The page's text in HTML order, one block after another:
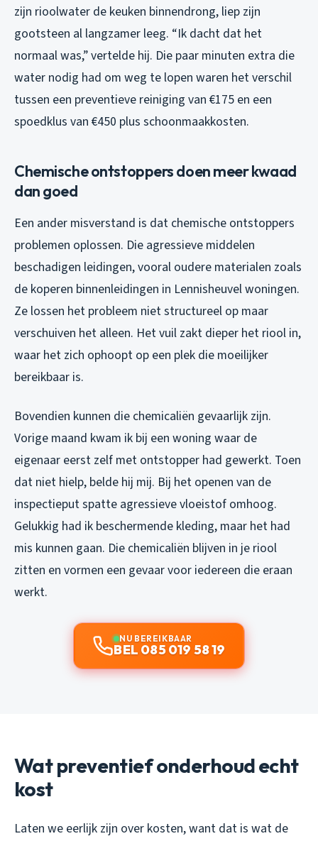
zijn rioolwater de keuken binnendrong, liep zijn
gootsteen al langzamer leeg. “Ik dacht dat het
normaal was,” vertelde hij. Die paar minuten extra die
water nodig had om weg te lopen waren het verschil
tussen een preventieve reiniging van €175 en een
spoedklus van €450 plus schoonmaakkosten.
Chemische ontstoppers doen meer kwaad
dan goed
Een ander misverstand is dat chemische ontstoppers
problemen oplossen. Die agressieve middelen
beschadigen leidingen, vooral oudere materialen zoals
de koperen binnenleidingen in Lennisheuvel woningen.
Ze lossen het probleem niet structureel op maar
verschuiven het alleen. Het vuil zakt dieper het riool in,
waar het zich ophoopt op een plek die moeilijker
bereikbaar is.
Bovendien kunnen die chemicaliën gevaarlijk zijn.
Vorige maand kwam ik bij een woning waar de
eigenaar eerst zelf met ontstopper had gewerkt. Toen
dat niet hielp, belde hij mij. Bij het openen van de
inspectieput spatte agressieve vloeistof omhoog.
Gelukkig had ik beschermende kleding, maar het had
mis kunnen gaan. Die chemicaliën blijven in je riool
zitten en vormen een gevaar voor iedereen die eraan
werkt.
NU BEREIKBAAR
BEL 085 019 58 19
Wat preventief onderhoud echt
kost
Laten we eerlijk zijn over kosten, want dat is wat de